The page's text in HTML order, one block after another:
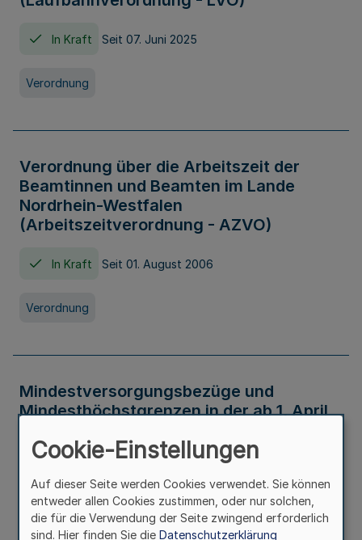
In Kraft Seit 07. Juni 2025
Verordnung
Verordnung über die Arbeitszeit der
Beamtinnen und Beamten im Lande
Nordrhein-Westfalen
(Arbeitszeitverordnung - AZVO)
In Kraft Seit 01. August 2006
Verordnung
Mindestversorgungsbezüge und
Mindesthöchstgrenzen in der ab 1. April
Verwaltungsvorschrift
Cookie-Einstellungen
Auf dieser Seite werden Cookies verwendet. Sie können
entweder allen Cookies zustimmen, oder nur solchen,
die für die Verwendung der Seite zwingend erforderlich
sind. Hier finden Sie die Datenschutzerklärung